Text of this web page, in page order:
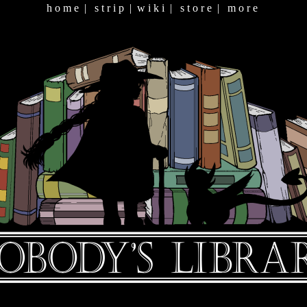
h o m e | s t r i p | w i k i | s t o r e | m o r e